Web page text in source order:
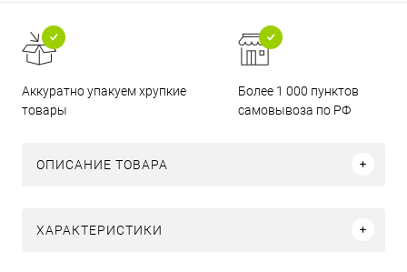
Аккуратно упакуем хрупкие
товары
Более 1 000 пунктов
самовывоза по РФ
ОПИСАНИЕ ТОВАРА
ХАРАКТЕРИСТИКИ